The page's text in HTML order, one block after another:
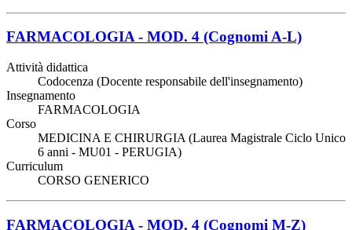
FARMACOLOGIA - MOD. 4 (Cognomi A-L)
Attività didattica
Codocenza (Docente responsabile dell'insegnamento)
Insegnamento
FARMACOLOGIA
Corso
MEDICINA E CHIRURGIA (Laurea Magistrale Ciclo Unico
6 anni - MU01 - PERUGIA)
Curriculum
CORSO GENERICO
FARMACOLOGIA - MOD. 4 (Cognomi M-Z)